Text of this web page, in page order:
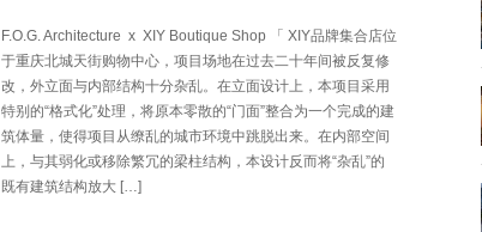
F.O.G. Architecture x XIY Boutique Shop 「 XIY品牌集合店位
于重庆北城天街购物中心，项目场地在过去二十年间被反复修
改，外立面与内部结构十分杂乱。在立面设计上，本项目采用
特别的“格式化”处理，将原本零散的“门面”整合为一个完成的建
筑体量，使得项目从缭乱的城市环境中跳脱出来。在内部空间
上，与其弱化或移除繁冗的梁柱结构，本设计反而将“杂乱”的
既有建筑结构放大 […]